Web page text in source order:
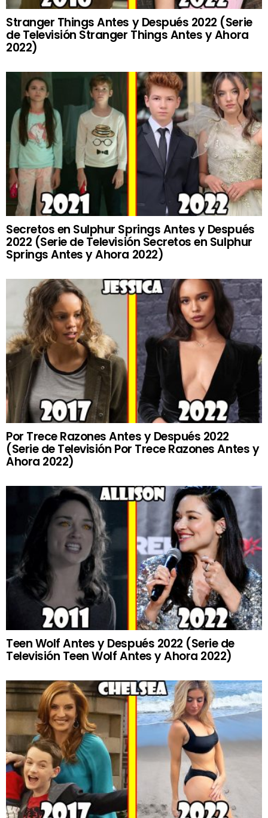
Stranger Things Antes y Después 2022 (Serie
de Televisión Stranger Things Antes y Ahora
2022)
Secretos en Sulphur Springs Antes y Después
2022 (Serie de Televisión Secretos en Sulphur
Springs Antes y Ahora 2022)
Por Trece Razones Antes y Después 2022
(Serie de Televisión Por Trece Razones Antes y
Ahora 2022)
Teen Wolf Antes y Después 2022 (Serie de
Televisión Teen Wolf Antes y Ahora 2022)